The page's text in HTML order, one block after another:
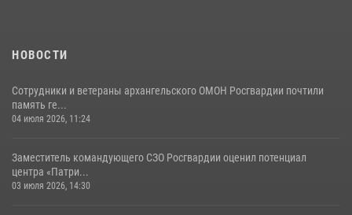
НОВОСТИ
Сотрудники и ветераны архангельского ОМОН Росгвардии почтили
память ге...
04 июля 2026, 11:24
Заместитель командующего СЗО Росгвардии оценил потенциал
центра «Патри...
03 июля 2026, 14:30